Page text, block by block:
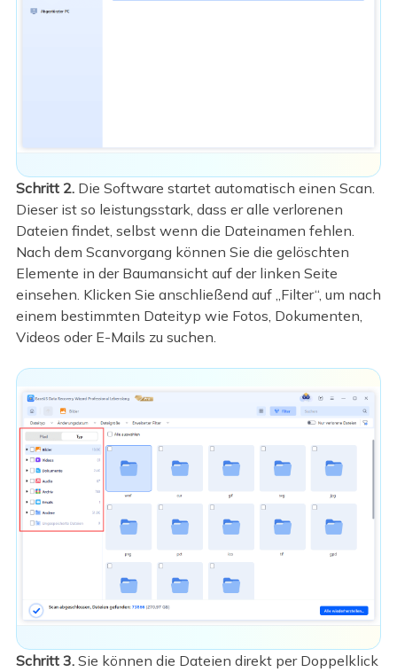
Schritt 2.Die Software startet automatisch einen Scan.
Dieser ist so leistungsstark, dass er alle verlorenen
Dateien findet, selbst wenn die Dateinamen fehlen.
Nach dem Scanvorgang können Sie die gelöschten
Elemente in der Baumansicht auf der linken Seite
einsehen. Klicken Sie anschließend auf „Filter“, um nach
einem bestimmten Dateityp wie Fotos, Dokumenten,
Videos oder E-Mails zu suchen.
Schritt 3.Sie können die Dateien direkt per Doppelklick